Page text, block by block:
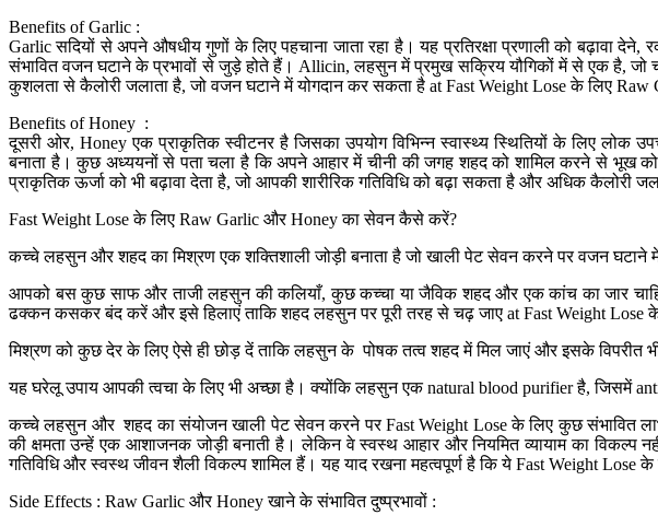
Benefits of Garlic :
Garlic सदियों से अपने औषधीय गुणों के लिए पहचाना जाता रहा है। यह प्रतिरक्षा प्रणाली को बढ़ावा
संभावित वजन घटाने के प्रभावों से जुड़े होते हैं। Allicin, लहसुन में प्रमुख सक्रिय यौगिकों में से एक है,
कुशलता से कैलोरी जलाता है, जो वजन घटाने में योगदान कर सकता है at Fast Weight Lose के लिए
Benefits of Honey :
दूसरी ओर, Honey एक प्राकृतिक स्वीटनर है जिसका उपयोग विभिन्न स्वास्थ्य स्थितियों के लिए
बनाता है। कुछ अध्ययनों से पता चला है कि अपने आहार में चीनी की जगह शहद को शामिल करने से भूख
प्राकृतिक ऊर्जा को भी बढ़ावा देता है, जो आपकी शारीरिक गतिविधि को बढ़ा सकता है और अधिक
Fast Weight Lose के लिए Raw Garlic और Honey का सेवन कैसे करें?
कच्चे लहसुन और शहद का मिश्रण एक शक्तिशाली जोड़ी बनाता है जो खाली पेट सेवन करने पर वजन घटाने
आपको बस कुछ साफ और ताजी लहसुन की कलियाँ, कुछ कच्चा या जैविक शहद और एक कांच का जार
ढक्कन कसकर बंद करें और इसे हिलाएं ताकि शहद लहसुन पर पूरी तरह से चढ़ जाए at Fast Weight Lose
मिश्रण को कुछ देर के लिए ऐसे ही छोड़ दें ताकि लहसुन के पोषक तत्व शहद में मिल जाएं और इसके
यह घरेलू उपाय आपकी त्वचा के लिए भी अच्छा है। क्योंकि लहसुन एक natural blood purifier है, जिसमें
कच्चे लहसुन और शहद का संयोजन खाली पेट सेवन करने पर Fast Weight Lose के लिए कुछ संभावित
की क्षमता उन्हें एक आशाजनक जोड़ी बनाती है। लेकिन वे स्वस्थ आहार और नियमित व्यायाम का विकल्प
गतिविधि और स्वस्थ जीवन शैली विकल्प शामिल हैं। यह याद रखना महत्वपूर्ण है कि ये Fast Weight
Side Effects : Raw Garlic और Honey खाने के संभावित दुष्प्रभावों :